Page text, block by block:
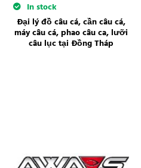
In stock
Đại lý đồ câu cá, cần câu cá,
máy câu cá, phao câu ca, lưỡi
câu lục tại Đồng Tháp